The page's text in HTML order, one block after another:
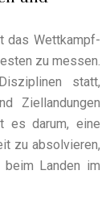
das Wettkampf-
zu messen.
statt,
Ziellandungen
es darum, eine
zu absolvieren,
Landen im